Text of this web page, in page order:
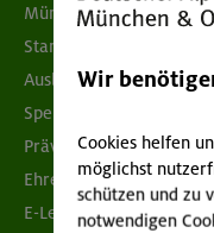
München & Oberland
Standorte
Ausbildung & Jobs
Spenden
Prävention
Ehrenamtsbörse
E-Learning
Wir
Cookies helfen
möglichst
schützen und zu
notwendigen